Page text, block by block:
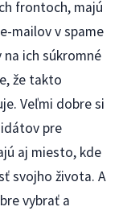
frontoch, majú
mailov v spame
ich súkromné
že takto
Veľmi dobre si
pre
aj miesto, kde
svojho života. A
vybrať a